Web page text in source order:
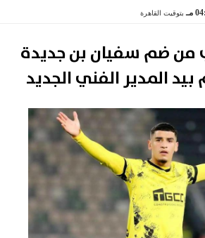
مـ بتوقيت القاهرة
من ضم سفيان بن جديدة
المدير الفني الجديد